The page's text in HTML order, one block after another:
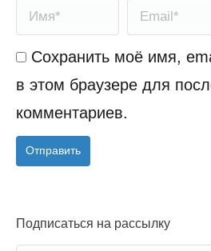
Имя * Email *
Сохранить моё имя,
в этом браузере для
комментариев.
Отправить
Подписаться на рассылку